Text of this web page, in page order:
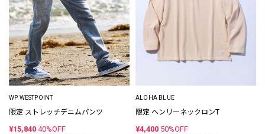
WP WESTPOINT
限定 ストレッチデニムパンツ
¥15,840 40%OFF
ALOHA BLUE
限定 ヘンリーネックロンT
¥4,400 50%OFF